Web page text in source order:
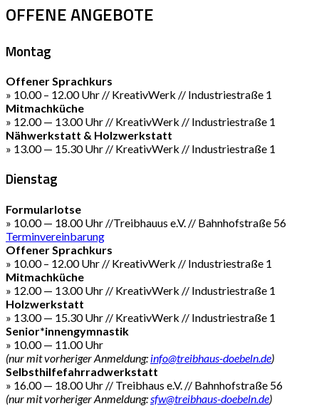
OFFENE ANGEBOTE
Montag
Offener Sprachkurs
» 10.00 – 12.00 Uhr // KreativWerk // Industriestraße 1
Mitmachküche
» 12.00 — 13.00 Uhr // KreativWerk // Industriestraße 1
Nähwerkstatt & Holzwerkstatt
» 13.00 — 15.30 Uhr // KreativWerk // Industriestraße 1
Dienstag
Formularlotse
» 10.00 — 18.00 Uhr //Treibhauus e.V. // Bahnhofstraße 56
Terminvereinbarung
Offener Sprachkurs
» 10.00 – 12.00 Uhr // KreativWerk // Industriestraße 1
Mitmachküche
» 12.00 — 13.00 Uhr // KreativWerk // Industriestraße 1
Holzwerkstatt
» 13.00 — 15.30 Uhr // KreativWerk // Industriestraße 1
Senior*innengymnastik
» 10.00 — 11.00 Uhr
(nur mit vorheriger Anmeldung: info@treibhaus-doebeln.de)
Selbsthilfefahrradwerkstatt
» 16.00 — 18.00 Uhr // Treibhaus e.V. // Bahnhofstraße 56
(nur mit vorheriger Anmeldung: sfw@treibhaus-doebeln.de)